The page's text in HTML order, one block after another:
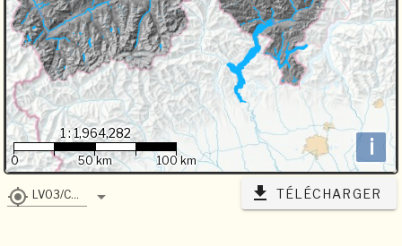
i
1 : 1,964,282
0 50 km 100 km
LV03/CH1903 TÉLÉCHARGER